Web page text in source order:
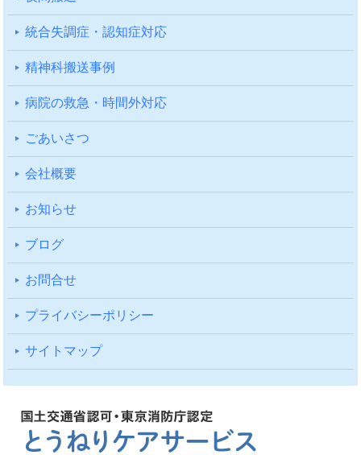
統合失調症・認知症対応
精神科搬送事例
病院の救急・時間外対応
ごあいさつ
会社概要
お知らせ
ブログ
お問合せ
プライバシーポリシー
サイトマップ